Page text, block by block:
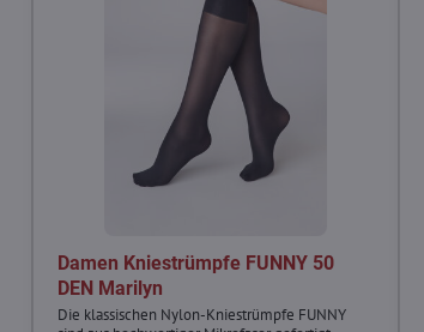
Damen Kniestrümpfe FUNNY 50
DEN Marilyn
Die klassischen Nylon-Kniestrümpfe FUNNY